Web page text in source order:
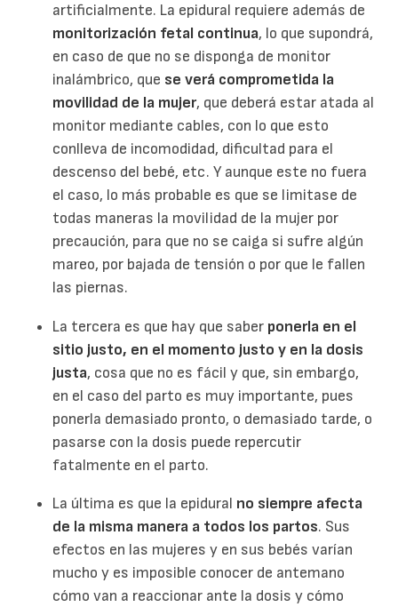
artificialmente. La epidural requiere además de
monitorización fetal continua, lo que supondrá,
en caso de que no se disponga de monitor
inalámbrico, que se verá comprometida la
movilidad de la mujer, que deberá estar atada al
monitor mediante cables, con lo que esto
conlleva de incomodidad, dificultad para el
descenso del bebé, etc. Y aunque este no fuera
el caso, lo más probable es que se limitase de
todas maneras la movilidad de la mujer por
precaución, para que no se caiga si sufre algún
mareo, por bajada de tensión o por que le fallen
las piernas.
La tercera es que hay que saber ponerla en el
sitio justo, en el momento justo y en la dosis
justa, cosa que no es fácil y que, sin embargo,
en el caso del parto es muy importante, pues
ponerla demasiado pronto, o demasiado tarde, o
pasarse con la dosis puede repercutir
fatalmente en el parto.
La última es que la epidural no siempre afecta
de la misma manera a todos los partos. Sus
efectos en las mujeres y en sus bebés varían
mucho y es imposible conocer de antemano
cómo van a reaccionar ante la dosis y cómo